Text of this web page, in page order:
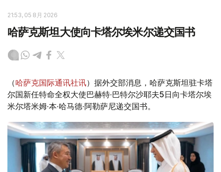
21:53, 05 8月 2026
哈萨克斯坦大使向卡塔尔埃米尔递交国书
（哈萨克国际通讯社讯）据外交部消息，哈萨克斯坦驻卡塔
尔国新任特命全权大使巴赫特·巴特尔沙耶夫5日向卡塔尔埃
米尔塔米姆·本·哈马德·阿勒萨尼递交国书。